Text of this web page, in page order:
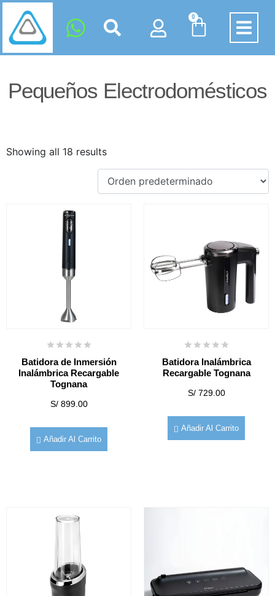
0
Pequeños Electrodomésticos
Showing all 18 results
Batidora de Inmersión
Inalámbrica Recargable
Tognana
S/899.00
Añadir Al Carrito
Batidora Inalámbrica
Recargable Tognana
S/729.00
Añadir Al Carrito